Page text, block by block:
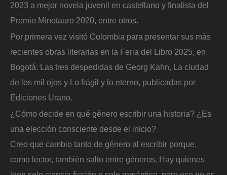
2023 a mejor novela juvenil en castellano y finalista del
Premio Minotauro 2020, entre otros.
Por primera vez visitó Colombia para presentar sus más
recientes obras literarias en la Feria del Libro 2025, en
Bogotá: Las tres despedidas de Georg Kahn, La ciudad
de los mil ojos y Lo frágil y lo eterno, publicadas por
Ediciones Urano.
¿Cómo decide en qué género escribir una historia? ¿Es
una elección consciente desde el inicio?
Creo que cambio tanto de género al escribir porque,
como lector, también salto entre géneros. Hay quienes